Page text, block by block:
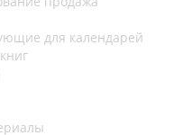
для календарей